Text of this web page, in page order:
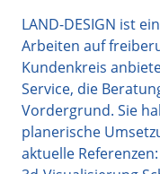
LAND-DESIGN ist
Arbeiten auf
Kundenkreis
Service, die
Vordergrund. Sie
planerische
aktuelle Referenzen: